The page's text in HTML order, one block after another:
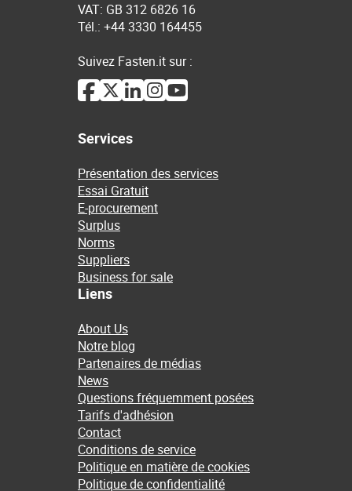
VAT: GB 312 6826 16
Tél.: +44 3330 164455
Suivez Fasten.it sur :
Services
Présentation des services
Essai Gratuit
E-procurement
Surplus
Norms
Suppliers
Business for sale
Liens
About Us
Notre blog
Partenaires de médias
News
Questions fréquemment posées
Tarifs d'adhésion
Contact
Conditions de service
Politique en matière de cookies
Politique de confidentialité